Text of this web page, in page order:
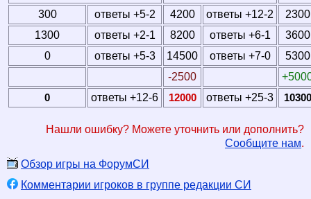
300 ответы +5-2 4200 ответы +12-2
2300
1300
ответы +2-1 8200 ответы +6-1
3600
0
ответы +5-3 14500 ответы +7-0
5300
-2500
0
ответы +12-6 12000 ответы +25-3 10300
Нашли ошибку? Можете уточнить или дополнить?
Сообщите нам.
Обзор игры на ФорумСИ
Комментарии игроков в группе редакции СИ